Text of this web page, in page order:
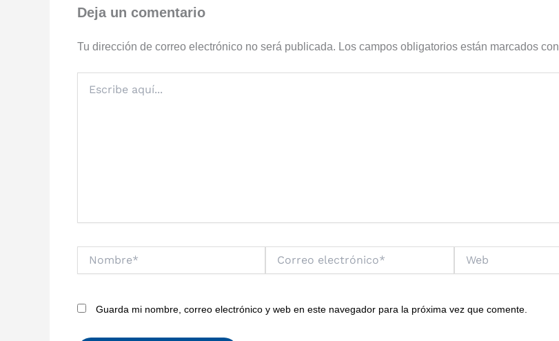
Deja un comentario
Tu dirección de correo electrónico no será publicada. Los campos obligatorios están marcados con
aquí...
electrónico*
Guarda mi nombre, correo electrónico y web en este navegador para la próxima vez que comente.